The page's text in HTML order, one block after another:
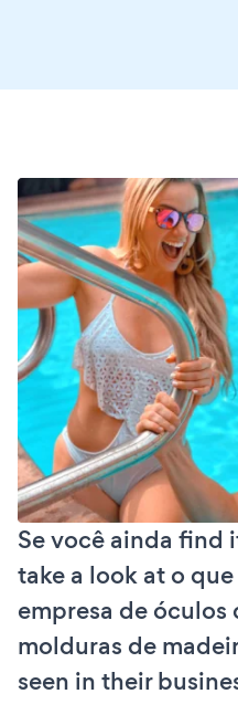
Se você ainda find
take a look at o
empresa de óculos
molduras de
seen in their